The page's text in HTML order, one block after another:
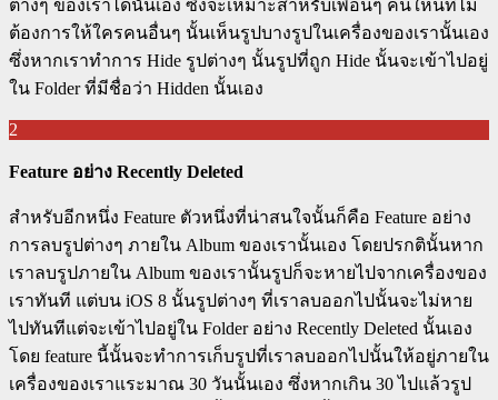
ต่างๆ ของเราได้นั้นเอง ซึ่งจะเหมาะสำหรับเพื่อนๆ คนใหนที่ไม่
ต้องการให้ใครคนอื่นๆ นั้นเห็นรูปบางรูปในเครื่องของเรานั้นเอง
ซึ่งหากเราทำการ Hide รูปต่างๆ นั้นรูปที่ถูก Hide นั้นจะเข้าไปอยู่
ใน Folder ที่มีชื่อว่า Hidden นั้นเอง
2
Feature อย่าง Recently Deleted
สำหรับอีกหนึ่ง Feature ตัวหนึ่งที่น่าสนใจนั้นก็คือ Feature อย่าง
การลบรูปต่างๆ ภายใน Album ของเรานั้นเอง โดยปรกตินั้นหาก
เราลบรูปภายใน Album ของเรานั้นรูปก็จะหายไปจากเครื่องของ
เราทันที แต่บน iOS 8 นั้นรูปต่างๆ ที่เราลบออกไปนั้นจะไม่หาย
ไปทันทีแต่จะเข้าไปอยู่ใน Folder อย่าง Recently Deleted นั้นเอง
โดย feature นี้นั้นจะทำการเก็บรูปที่เราลบออกไปนั้นให้อยู่ภายใน
เครื่องของเราแระมาณ 30 วันนั้นเอง ซึ่งหากเกิน 30 ไปแล้วรูป